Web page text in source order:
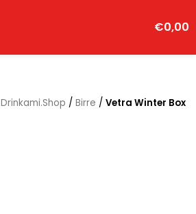
€0,00
Drinkami.Shop / Birre / Vetra Winter Box